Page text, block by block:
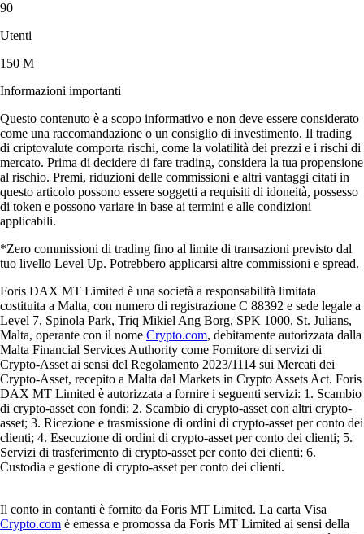
90
Utenti
150 M
Informazioni importanti
Questo contenuto è a scopo informativo e non deve essere considerato
come una raccomandazione o un consiglio di investimento. Il trading
di criptovalute comporta rischi, come la volatilità dei prezzi e i rischi di
mercato. Prima di decidere di fare trading, considera la tua propensione
al rischio. Premi, riduzioni delle commissioni e altri vantaggi citati in
questo articolo possono essere soggetti a requisiti di idoneità, possesso
di token e possono variare in base ai termini e alle condizioni
applicabili.
*Zero commissioni di trading fino al limite di transazioni previsto dal
tuo livello Level Up. Potrebbero applicarsi altre commissioni e spread.
Foris DAX MT Limited è una società a responsabilità limitata
costituita a Malta, con numero di registrazione C 88392 e sede legale a
Level 7, Spinola Park, Triq Mikiel Ang Borg, SPK 1000, St. Julians,
Malta, operante con il nome Crypto.com, debitamente autorizzata dalla
Malta Financial Services Authority come Fornitore di servizi di
Crypto-Asset ai sensi del Regolamento 2023/1114 sui Mercati dei
Crypto-Asset, recepito a Malta dal Markets in Crypto Assets Act. Foris
DAX MT Limited è autorizzata a fornire i seguenti servizi: 1. Scambio
di crypto-asset con fondi; 2. Scambio di crypto-asset con altri crypto-
asset; 3. Ricezione e trasmissione di ordini di crypto-asset per conto dei
clienti; 4. Esecuzione di ordini di crypto-asset per conto dei clienti; 5.
Servizi di trasferimento di crypto-asset per conto dei clienti; 6.
Custodia e gestione di crypto-asset per conto dei clienti.
Il conto in contanti è fornito da Foris MT Limited. La carta Visa
Crypto.com è emessa e promossa da Foris MT Limited ai sensi della